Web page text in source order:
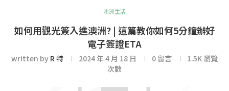
澳洲生活
如何用觀光簽入進澳洲? | 這篇教你如何5分鐘辦好
電子簽證ETA
written by R 特 2024 年 4 月 18 日 0 留言 1.5K 瀏覽
次數